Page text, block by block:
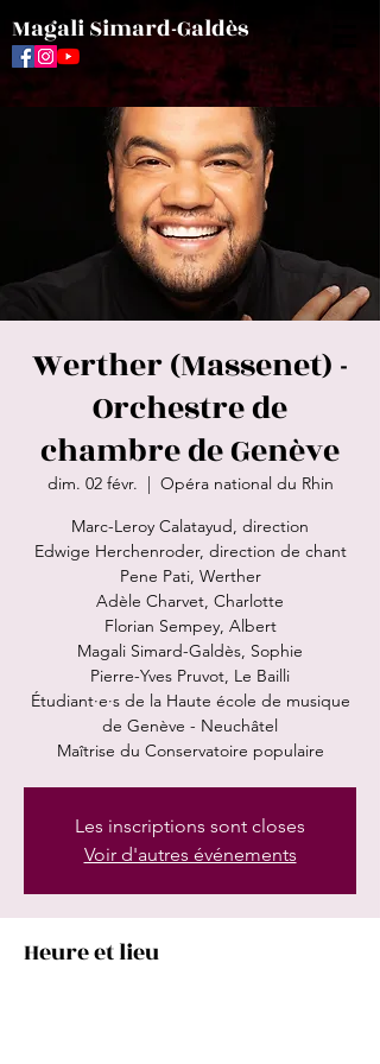
Magali Simard-Galdès
Werther (Massenet) -
Orchestre de
chambre de Genève
dim. 02 févr.
  |
Opéra national du Rhin
Marc-Leroy Calatayud, direction
Edwige Herchenroder, direction de chant
Pene Pati, Werther
Adèle Charvet, Charlotte
Florian Sempey, Albert
Magali Simard-Galdès, Sophie
Pierre-Yves Pruvot, Le Bailli
Étudiant·e·s de la Haute école de musique
de Genève - Neuchâtel
Maîtrise du Conservatoire populaire
Les inscriptions sont closes
Voir d'autres événements
Heure et lieu